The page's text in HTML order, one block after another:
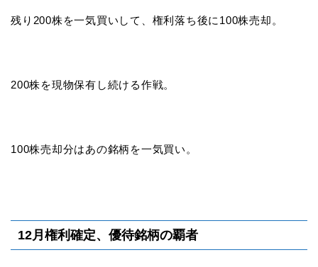
残り200株を一気買いして、権利落ち後に100株売却。
200株を現物保有し続ける作戦。
100株売却分はあの銘柄を一気買い。
12月権利確定、優待銘柄の覇者